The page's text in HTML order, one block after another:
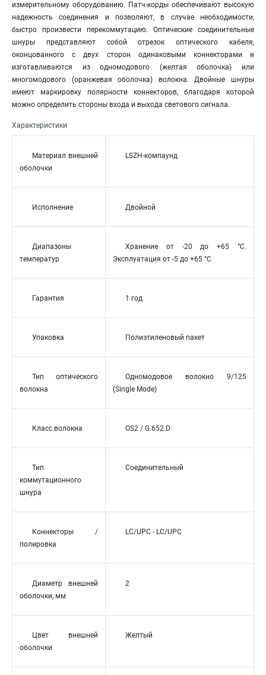
измерительному оборудованию. Патч-корды обеспечивают высокую
надежность соединения и позволяют, в случае необходимости,
быстро произвести перекоммутацию. Оптические соединительные
шнуры представляют собой отрезок оптического кабеля,
оконцованного с двух сторон одинаковыми коннекторами и
изготавливаются из одномодового (желтая оболочка) или
многомодового (оранжевая оболочка) волокна. Двойные шнуры
имеют маркировку полярности коннекторов, благодаря которой
можно определить стороны входа и выхода светового сигнала.
Характеристики
Материал внешней
оболочки
LSZH-компаунд
Исполнение Двойной
Диапазоны
температур
Хранение от -20 до +65 °C.
Эксплуатация от -5 до +65 °C
Гарантия 1 год
Упаковка Полиэтиленовый пакет
Тип оптического
волокна
Одномодовое волокно 9/125
(Single Mode)
Класс волокна OS2 / G.652.D
Тип
коммутационного
шнура
Соединительный
Коннекторы /
полировка
LC/UPC - LC/UPC
Диаметр внешней
оболочки, мм
2
Цвет внешней
оболочки
Желтый